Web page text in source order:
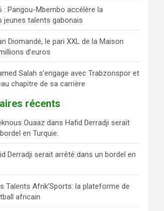
: Pangou-Mbembo accélère la
jeunes talents gabonais
Diomandé, le pari XXL de la Maison
d’euros
Salah s’engage avec Trabzonspor et
chapitre de sa carrière
récents
Ouaaz dansHafid Derradji serait
en Turquie.
Derradji serait arrêté dans un bordel en
Talents Afrik’Sports: la plateforme de
africain